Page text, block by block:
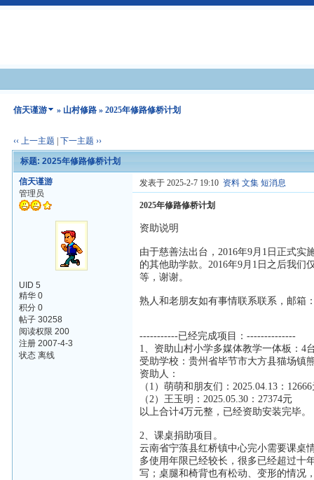
信天谨游 » 山村修路 » 2025年修路修桥计划
‹‹ 上一主题 |下一主题 ››
标题: 2025年修路修桥计划
信天谨游
管理员
UID 5
精华 0
积分 0
帖子 30258
阅读权限 200
注册 2007-4-3
状态 离线
发表于 2025-2-7 19:10 资料 文集 短消息
2025年修路修桥计划
资助说明
由于慈善法出台，2016年9月1日正式
的其他助学款。2016年9月1日之后我
等，谢谢。
熟人和老朋友如有事情联系联系，邮箱
-----------已经完成项目：--------------
1、资助山村小学多媒体教学一体板：4
受助学校：贵州省毕节市大方县猫场镇
资助人：
（1）萌萌和朋友们：2025.04.13：
（2）王玉明：2025.05.30：27374元
以上合计4万元整，已经资助安装完毕。
2、课桌捐助项目。
云南省宁蒗县红桥镇中心完小需要课桌
多使用年限已经较长，很多已经超过十
写；桌腿和椅背也有松动、变形的情况